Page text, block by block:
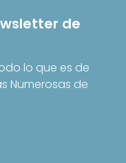
de
lo que es de
Numerosas de